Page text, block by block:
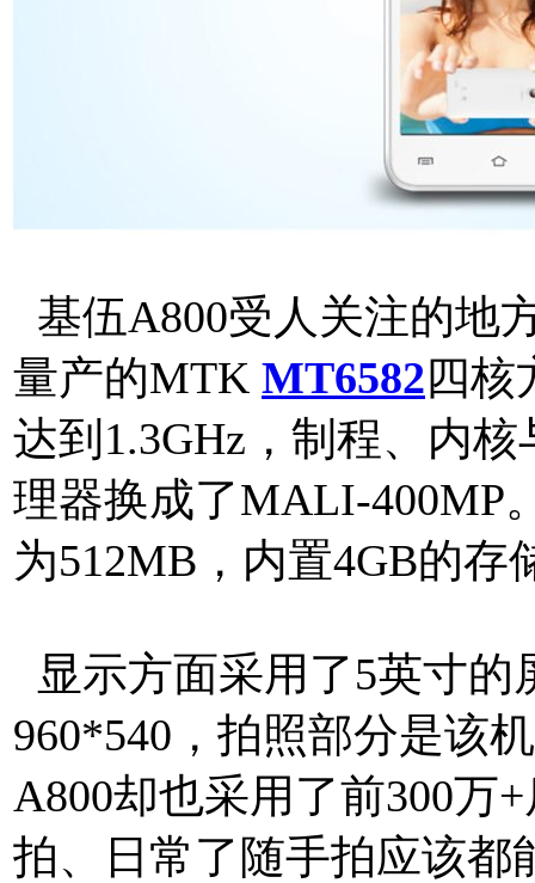
基伍A800受人关注的地
量产的MTK MT6582四核
达到1.3GHz，制程、内
理器换成了MALI-400MP
为512MB，内置4GB的
显示方面采用了5英寸的
960*540，拍照部分是该
A800却也采用了前300万
拍、日常了随手拍应该都